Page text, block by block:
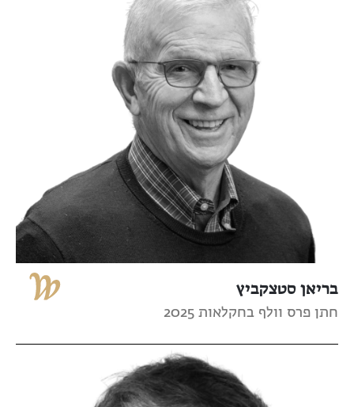
בריאן סטצקביץ
חתן פרס וולף בחקלאות 2025